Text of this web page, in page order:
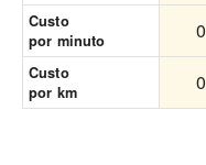
Custo
por minuto
Custo
por km